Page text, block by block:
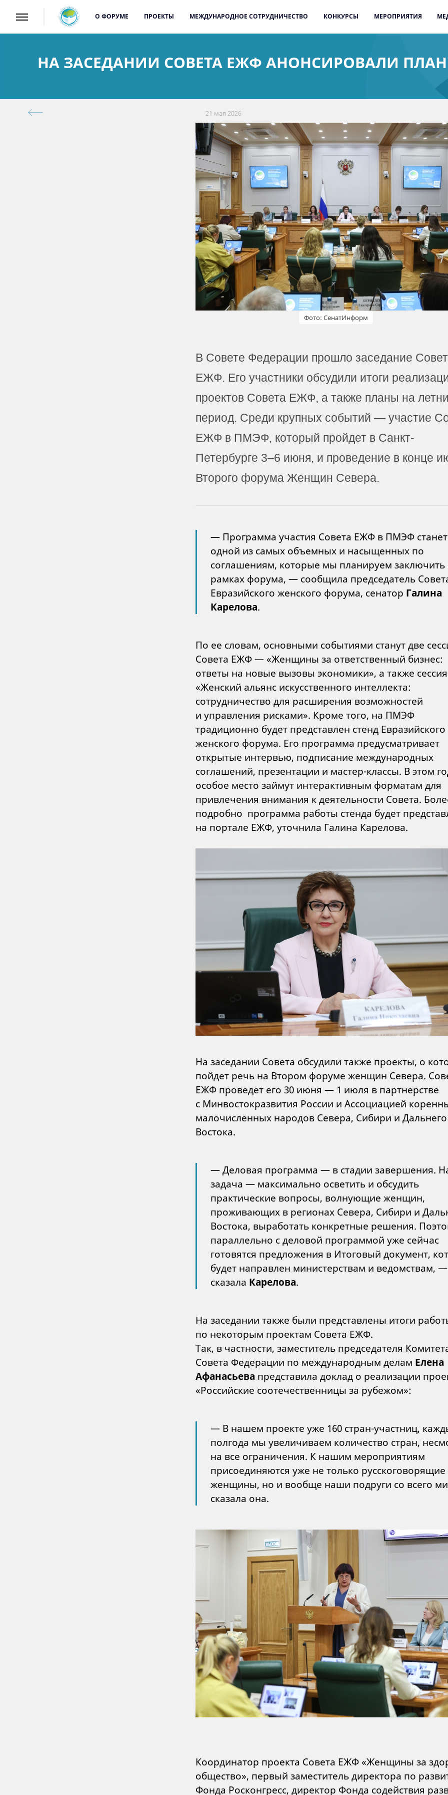
О ФОРУМЕ ПРОЕКТЫ МЕЖДУНАРОДНОЕ СОТРУДНИЧЕСТВО КОНКУРСЫ МЕРОПРИЯТИЯ
НА ЗАСЕДАНИИ СОВЕТА ЕЖФ АНОНСИРОВАЛИ
21 мая 2026
Фото: СенатИнформ
В Совете Федерации прошло заседание
ЕЖФ. Его участники обсудили итоги
проектов Совета ЕЖФ, а также планы на
период. Среди крупных событий — участие
ЕЖФ в ПМЭФ, который пройдет в Санкт-
Петербурге 3–6 июня, и проведение в конце
Второго форума Женщин Севера.
— Программа участия Совета ЕЖФ в ПМЭФ станет
одной из самых объемных и насыщенных по
соглашениям, которые мы планируем заключить
рамках форума, — сообщила председатель
Евразийского женского форума, сенатор Галина
Карелова.
По ее словам, основными событиями станут две
Совета ЕЖФ — «Женщины за ответственный бизнес:
ответы на новые вызовы экономики», а также сессия
«Женский альянс искусственного интеллекта:
сотрудничество для расширения возможностей
и управления рисками». Кроме того, на ПМЭФ
традиционно будет представлен стенд Евразийского
женского форума. Его программа предусматривает
открытые интервью, подписание международных
соглашений, презентации и мастер-классы. В этом
особое место займут интерактивным форматам для
привлечения внимания к деятельности Совета.
подробно программа работы стенда будет
на портале ЕЖФ, уточнила Галина Карелова.
На заседании Совета обсудили также проекты, о
пойдет речь на Втором форуме женщин Севера.
ЕЖФ проведет его 30 июня — 1 июля в партнерстве
с Минвостокразвития России и Ассоциацией
малочисленных народов Севера, Сибири и Дальнего
Востока.
— Деловая программа — в стадии завершения.
задача — максимально осветить и обсудить
практические вопросы, волнующие женщин,
проживающих в регионах Севера, Сибири и
Востока, выработать конкретные решения.
параллельно с деловой программой уже сейчас
готовятся предложения в Итоговый документ,
будет направлен министерствам и ведомствам, —
сказала Карелова.
На заседании также были представлены итоги
по некоторым проектам Совета ЕЖФ.
Так, в частности, заместитель председателя
Совета Федерации по международным делам Елена
Афанасьева представила доклад о реализации
«Российские соотечественницы за рубежом»:
— В нашем проекте уже 160 стран-участниц,
полгода мы увеличиваем количество стран,
на все ограничения. К нашим мероприятиям
присоединяются уже не только русскоговорящие
женщины, но и вообще наши подруги со всего
сказала она.
Координатор проекта Совета ЕЖФ «Женщины за
общество», первый заместитель директора по
Фонда Росконгресс, директор Фонда содействия